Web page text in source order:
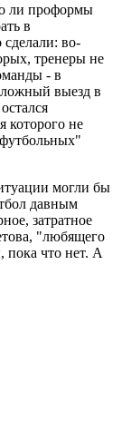
ли проформы
в
сделали: во-
тренеры не
- в
выезд в
которого не
могли бы
давным
затратное
"любящего
пока что нет. А